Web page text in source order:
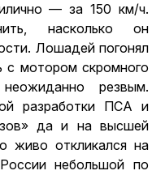
— за 150 км/ч.
насколько он
Лошадей погонял
с мотором скромного
резвым.
разработки ПСА и
да и на высшей
живо откликался на
небольшой по